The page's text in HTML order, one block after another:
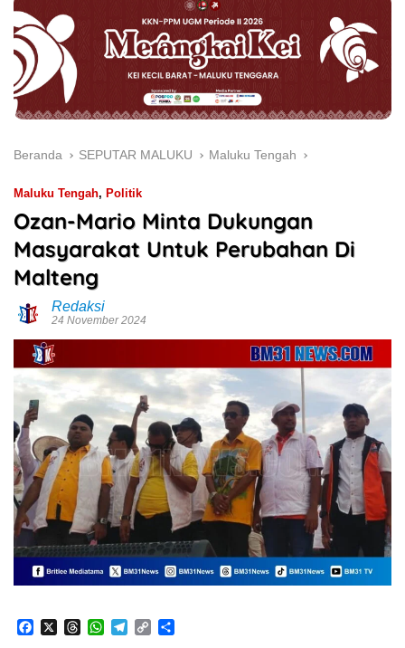
Beranda SEPUTAR MALUKU Maluku Tengah
Maluku Tengah, Politik
Ozan-Mario Minta Dukungan
Masyarakat Untuk Perubahan Di
Malteng
Redaksi
24 November 2024
W
C